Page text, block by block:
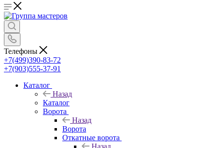
Телефоны
+7(499)390-83-72
+7(903)555-37-91
Каталог
Назад
Каталог
Ворота
Назад
Ворота
Откатные ворота
Назад